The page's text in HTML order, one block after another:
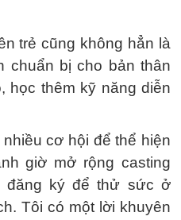
trẻ cũng không hẳn là
chuẩn bị cho bản thân
học thêm kỹ năng diễn
cơ hội để thể hiện
giờ mở rộng casting
đăng ký để thử sức ở
Tôi có một lời khuyên